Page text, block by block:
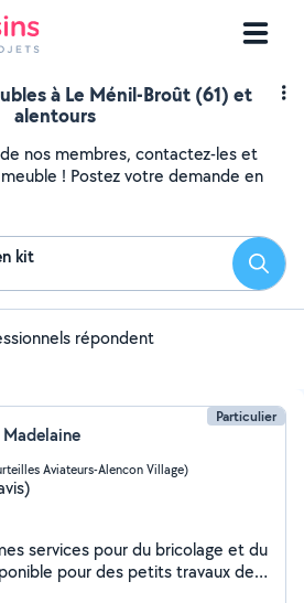
à Le Ménil-Broût (61) et
alentours
nos membres, contactez-les et
! Postez votre demande en
kit
répondent
Particulier
Aviateurs-Alencon Village)
services pour du bricolage et du
pour des petits travaux de